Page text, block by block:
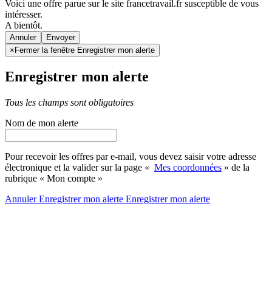
Voici une offre parue sur le site francetravail.fr susceptible de vous
intéresser.
A bientôt.
Annuler
× Fermer la fenêtre Enregistrer mon alerte
Enregistrer mon alerte
Tous les champs sont obligatoires
Nom de mon alerte
Pour recevoir les offres par e-mail, vous devez saisir votre adresse
électronique et la valider sur la page « Mes coordonnées » de la
rubrique « Mon compte »
AnnulerEnregistrer mon alerte Enregistrermon alerte